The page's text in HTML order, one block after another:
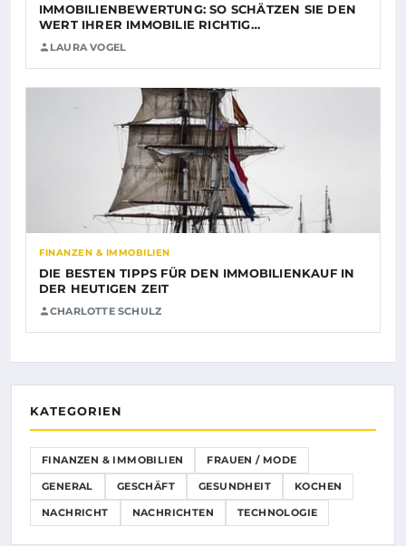
IMMOBILIENBEWERTUNG: SO SCHÄTZEN SIE DEN
WERT IHRER IMMOBILIE RICHTIG…
LAURA VOGEL
FINANZEN & IMMOBILIEN
DIE BESTEN TIPPS FÜR DEN IMMOBILIENKAUF IN
DER HEUTIGEN ZEIT
CHARLOTTE SCHULZ
KATEGORIEN
FINANZEN & IMMOBILIEN FRAUEN / MODE
GENERAL GESCHÄFT GESUNDHEIT KOCHEN
NACHRICHT NACHRICHTEN TECHNOLOGIE